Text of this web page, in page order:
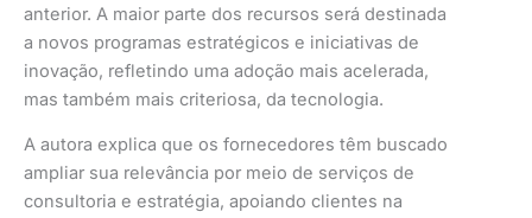
anterior. A maior parte dos recursos será destinada
a novos programas estratégicos e iniciativas de
inovação, refletindo uma adoção mais acelerada,
mas também mais criteriosa, da tecnologia.
A autora explica que os fornecedores têm buscado
ampliar sua relevância por meio de serviços de
consultoria e estratégia, apoiando clientes na